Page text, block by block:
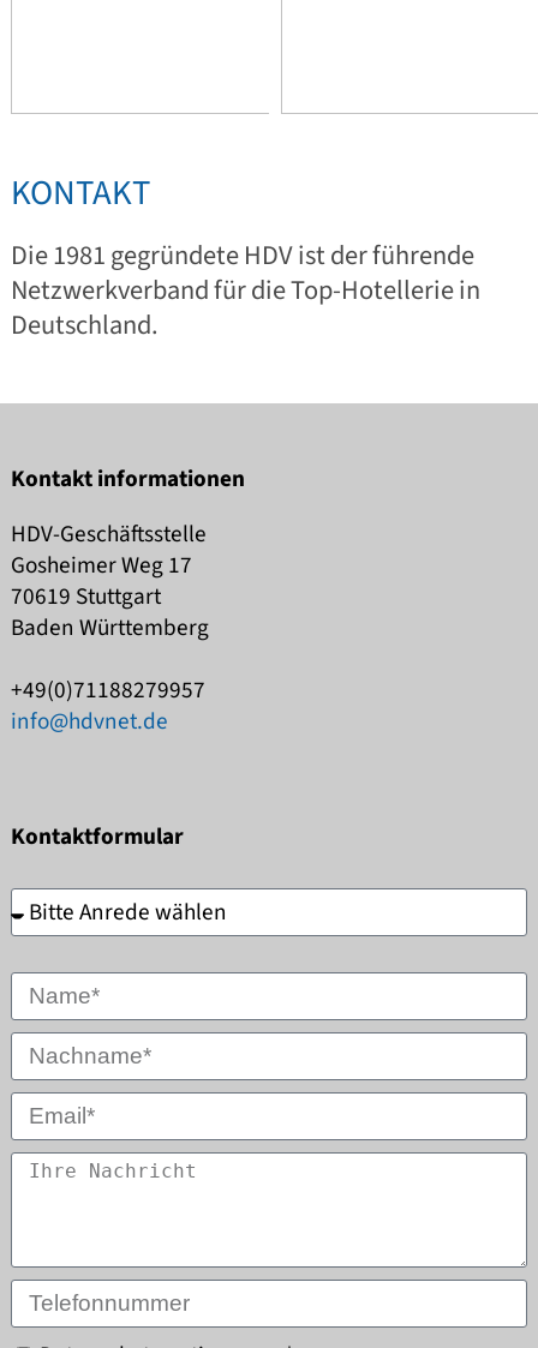
KONTAKT
Die 1981 gegründete HDV ist der führende
Netzwerkverband für die Top-Hotellerie in
Deutschland.
Kontakt informationen
HDV-Geschäftsstelle
Gosheimer Weg 17
70619 Stuttgart
Baden Württemberg
+49(0)71188279957
info@hdvnet.de
Kontaktformular